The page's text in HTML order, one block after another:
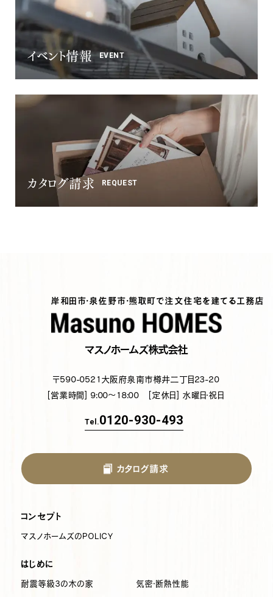
イベント情報 EVENT
カタログ請求 REQUEST
岸和田市・泉佐野市・熊取町で注文住宅を建てる工務店
マスノホームズ株式会社
〒590-0521 大阪府泉南市樽井二丁目23-20
[営業時間] 9:00～18:00 [定休日] 水曜日・祝日
Tel.0120-930-493
カタログ請求
コンセプト
マスノホームズのPOLICY
はじめに
耐震等級3の木の家 気密・断熱性能